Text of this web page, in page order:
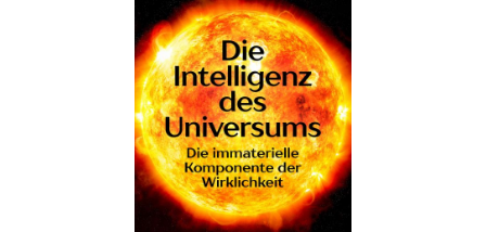
Details
Buch: 22,00 €
eBook: 18,99 €